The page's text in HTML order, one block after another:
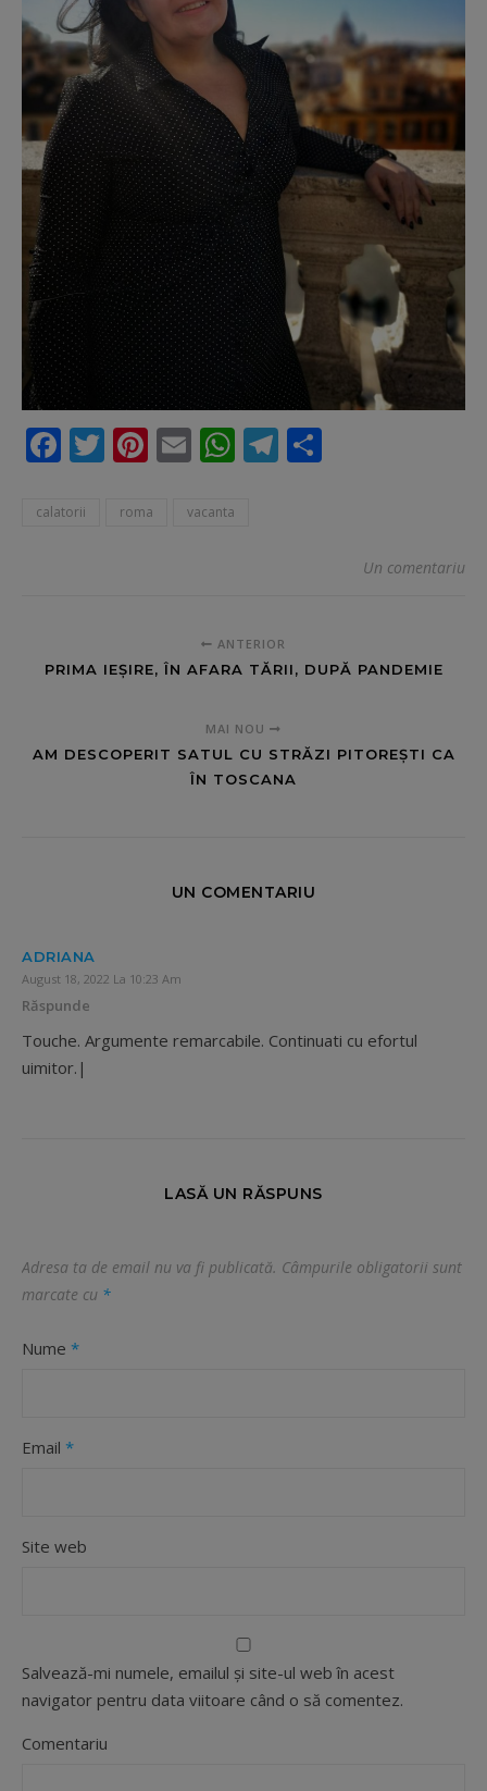
Facebook
Twitter
Pinterest
EmailWhatsApp
Telegram
calatorii roma vacanta
Un comentariu
ANTERIOR
PRIMA IEȘIRE, ÎN AFARA TĂRII, DUPĂ PANDEMIE
MAI NOU
AM DESCOPERIT SATUL CU STRĂZI PITOREȘTI CA
ÎN TOSCANA
UN COMENTARIU
ADRIANA
August 18, 2022 La 10:23 Am
Răspunde
Touche. Argumente remarcabile. Continuati cu efortul
uimitor.|
LASĂ UN RĂSPUNS
Adresa ta de email nu va fi publicată. Câmpurile obligatorii sunt
marcate cu *
Nume *
Email *
Site web
Salvează-mi numele, emailul și site-ul web în acest
navigator pentru data viitoare când o să comentez.
Comentariu